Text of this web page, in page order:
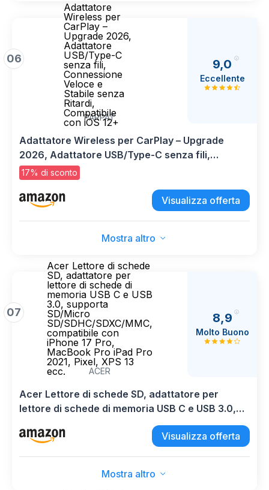
06
Adattatore
Wireless per
CarPlay –
Upgrade 2026,
Adattatore
USB/Type-C
senza fili,
Connessione
Veloce e
Stabile senza
Ritardi,
Compatibile
con iOS 12+
PARPAT
9,0
Eccellente
Adattatore Wireless per CarPlay – Upgrade
2026, Adattatore USB/Type-C senza fili,
Connessione Veloce e Stabile senza Ritardi,
Compatibile con iOS 12+
17% di sconto
Visualizza offerta
Mostra altro
07
Acer Lettore di schede
SD, adattatore per
lettore di schede di
memoria USB C e USB
3.0, supporta
SD/Micro
SD/SDHC/SDXC/MMC,
compatibile con
iPhone 17 Pro,
MacBook Pro iPad Pro
2021, Pixel, XPS 13
ecc.
ACER
8,9
Molto Buono
Acer Lettore di schede SD, adattatore per
lettore di schede di memoria USB C e USB 3.0,
supporta SD/Micro SD/SDHC/SDXC/MMC,
compatibile con iPhone 17 Pro, MacBook Pro
Visualizza offerta
Mostra altro